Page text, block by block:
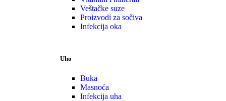
Veštačke suze
Proizvodi za sočiva
Infekcija oka
Uho
Buka
Masnoća
Infekcija uha